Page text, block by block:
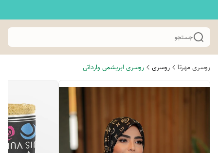
جستجو
روسری مهرتا روسری روسری ابریشمی وارداتی